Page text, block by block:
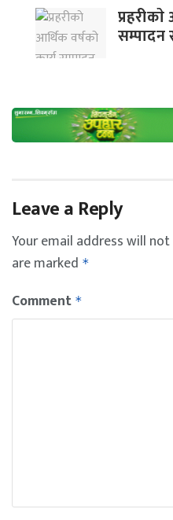
सम्पादन
Leave a Reply
Your email address will not
are marked *
Comment *